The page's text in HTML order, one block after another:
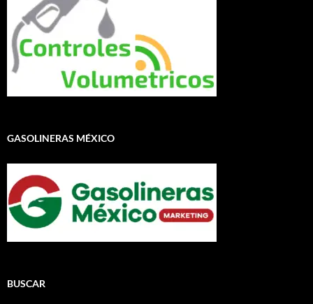
GASOLINERAS MÉXICO
BUSCAR